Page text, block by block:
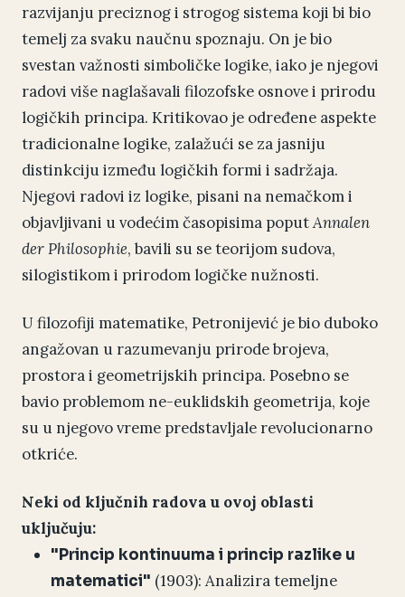
razvijanju preciznog i strogog sistema koji bi bio
temelj za svaku naučnu spoznaju. On je bio
svestan važnosti simboličke logike, iako je njegovi
radovi više naglašavali filozofske osnove i prirodu
logičkih principa. Kritikovao je određene aspekte
tradicionalne logike, zalažući se za jasniju
distinkciju između logičkih formi i sadržaja.
Njegovi radovi iz logike, pisani na nemačkom i
objavljivani u vodećim časopisima poputAnnalen
der Philosophie, bavili su se teorijom sudova,
silogistikom i prirodom logičke nužnosti.
U filozofiji matematike, Petronijević je bio duboko
angažovan u razumevanju prirode brojeva,
prostora i geometrijskih principa. Posebno se
bavio problemom ne-euklidskih geometrija, koje
su u njegovo vreme predstavljale revolucionarno
otkriće.
Neki od ključnih radova u ovoj oblasti
uključuju:
"Princip kontinuuma i princip razlike u
matematici" (1903): Analizira temeljne